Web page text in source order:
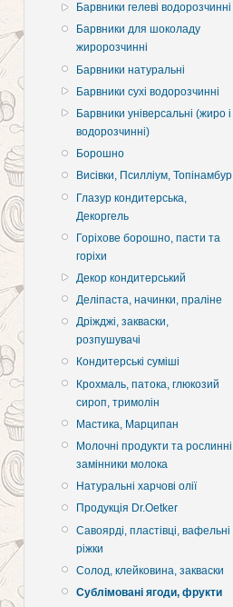
Барвники гелеві водорозчинні
Барвники для шоколаду
жиророзчинні
Барвники натуральні
Барвники сухі водорозчинні
Барвники універсальні (жиро і
водорозчинні)
Борошно
Висівки, Псилліум, Топінамбур
Глазур кондитерська,
Декоргель
Горіхове борошно, пасти та
горіхи
Декор кондитерський
Деліпаста, начинки, праліне
Дріжджі, закваски,
розпушувачі
Кондитерські суміші
Крохмаль, патока, глюкозий
сироп, тримолін
Мастика, Марципан
Молочні продукти та рослинні
замінники молока
Натуральні харчові олії
Продукція Dr.Oetker
Савоярді, пластівці, вафельні
ріжки
Солод, клейковина, закваски
Сублімовані ягоди, фрукти